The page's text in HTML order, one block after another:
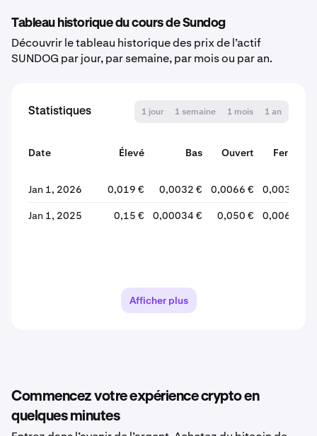
Tableau historique du cours de Sundog
Découvrir le tableau historique des prix de l’actif
SUNDOG par jour, par semaine, par mois ou par an.
Statistiques 1 jour 1 semaine 1 mois 1 an
Date Élevé Bas Ouvert
Fermer
Jan 1, 2026
0,019 € 0,0032 € 0,0066 € 0,0033 €
Jan 1, 2025 0,15 € 0,00034 € 0,050 € 0,0066 €
Afficher plus
Commencez votre expérience crypto en
quelques minutes